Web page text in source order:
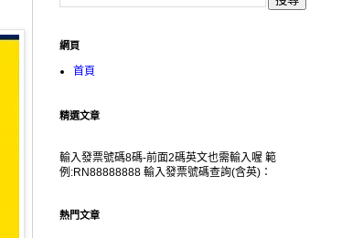
網頁
首頁
精選文章
輸入發票號碼8碼-前面2碼英文也需輸入喔 範
例:RN88888888 輸入發票號碼查詢(含英)：
熱門文章